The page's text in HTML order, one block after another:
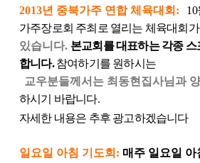
2013년 중북가주 연합 체육대회:
10
가주장로회 주최로 열리는 체육대회가
있습니다. 본교회를 대표하는 각종
합니다.참여하기를 원하시는
교우분들께서는 최동현집사님과
하시기 바랍니다.
자세한 내용은 추후 광고하겠습니다
일요일 아침 기도회 : 매주 일요일